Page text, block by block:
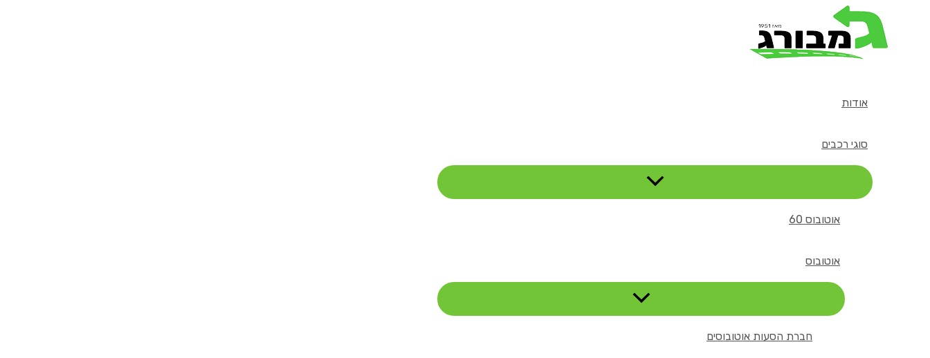
אודות
סוגי רכבים
אוטובוס 60
אוטובוס
חברת הסעות אוטובוסים